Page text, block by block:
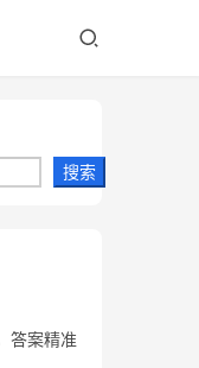
搜索
答案精准